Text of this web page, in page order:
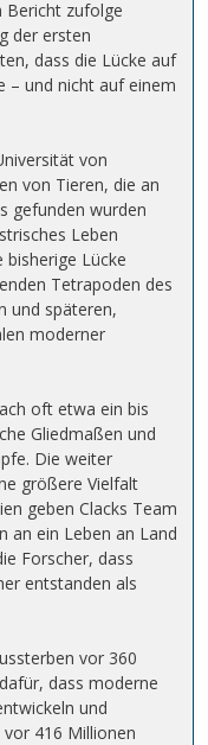
Bericht zufolge
der ersten
dass die Lücke auf
– und nicht auf einem
von
von Tieren, die an
gefunden wurden
Leben
bisherige Lücke
Tetrapoden des
und späteren,
moderner
oft etwa ein bis
Gliedmaßen und
Die weiter
größere Vielfalt
geben Clacks Team
an ein Leben an Land
Forscher, dass
entstanden als
vor 360
dass moderne
und
416 Millionen